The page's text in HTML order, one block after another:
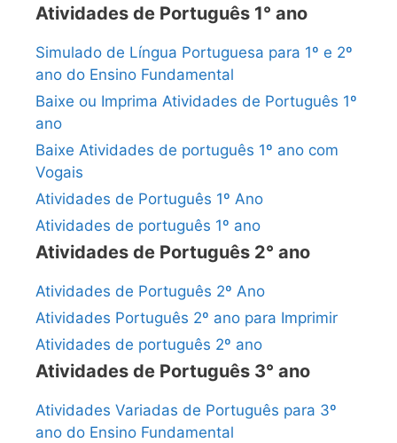
Atividades de Português 1° ano
Simulado de Língua Portuguesa para 1º e 2º
ano do Ensino Fundamental
Baixe ou Imprima Atividades de Português 1º
ano
Baixe Atividades de português 1º ano com
Vogais
Atividades de Português 1º Ano
Atividades de português 1º ano
Atividades de Português 2° ano
Atividades de Português 2º Ano
Atividades Português 2º ano para Imprimir
Atividades de português 2º ano
Atividades de Português 3° ano
Atividades Variadas de Português para 3º
ano do Ensino Fundamental